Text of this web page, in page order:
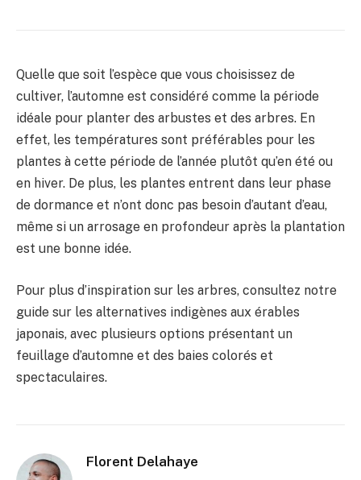
Quelle que soit l’espèce que vous choisissez de
cultiver, l’automne est considéré comme la période
idéale pour planter des arbustes et des arbres. En
effet, les températures sont préférables pour les
plantes à cette période de l’année plutôt qu’en été ou
en hiver. De plus, les plantes entrent dans leur phase
de dormance et n’ont donc pas besoin d’autant d’eau,
même si un arrosage en profondeur après la plantation
est une bonne idée.
Pour plus d’inspiration sur les arbres, consultez notre
guide sur les alternatives indigènes aux érables
japonais, avec plusieurs options présentant un
feuillage d’automne et des baies colorés et
spectaculaires.
Florent Delahaye